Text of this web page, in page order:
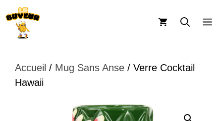
Aller
au
contenu
Accueil / Mug Sans Anse / Verre Cocktail
Hawaii